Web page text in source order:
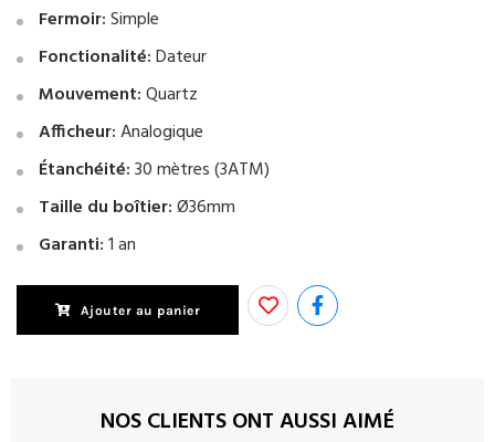
Fermoir:Simple
Fonctionalité:Dateur
Mouvement:Quartz
Afficheur:Analogique
Étanchéité:30 mètres (3ATM)
Taille du boîtier:Ø36mm
Garanti:1 an
Ajouter au panier
NOS CLIENTS ONT AUSSI AIMÉ